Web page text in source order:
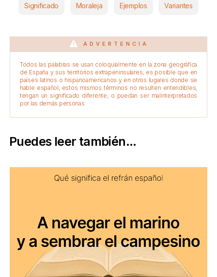
Significado Moraleja Ejemplos Variantes
ADVERTENCIA
Todos las palabras se usan coloquialmente en la zona geográfica
de España y sus territorios extrapeninsulares, es posible que en
países latinos o hispanoamericanos y en otros lugares donde se
hable español, estos mismos términos no resulten entendibles,
tengan un significado diferente, o puedan ser malinterpretados
por las demás personas
Puedes leer también...